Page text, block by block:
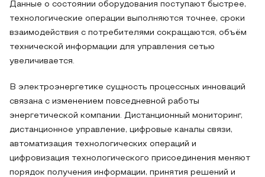
Данные о состоянии оборудования поступают быстрее,
технологические операции выполняются точнее, сроки
взаимодействия с потребителями сокращаются, объём
технической информации для управления сетью
увеличивается.
В электроэнергетике сущность процессных инноваций
связана с изменением повседневной работы
энергетической компании. Дистанционный мониторинг,
дистанционное управление, цифровые каналы связи,
автоматизация технологических операций и
цифровизация технологического присоединения меняют
порядок получения информации, принятия решений и